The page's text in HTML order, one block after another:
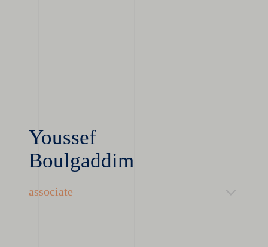
Youssef
Boulgaddim
associate